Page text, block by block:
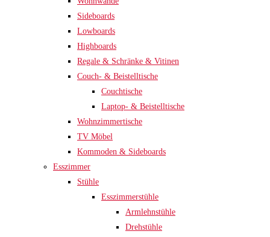
Sideboards
Lowboards
Highboards
Regale & Schränke & Vitinen
Couch- & Beistelltische
Couchtische
Laptop- & Beistelltische
Wohnzimmertische
TV Möbel
Kommoden & Sideboards
Esszimmer
Stühle
Esszimmerstühle
Armlehnstühle
Drehstühle